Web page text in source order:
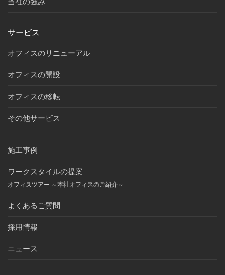
サービス
オフィスのリニューアル
オフィスの開設
オフィスの移転
その他サービス
施工事例
ワークスタイルの提案
オフィスツアー ～本社オフィスのご紹介～
よくあるご質問
採用情報
ニュース